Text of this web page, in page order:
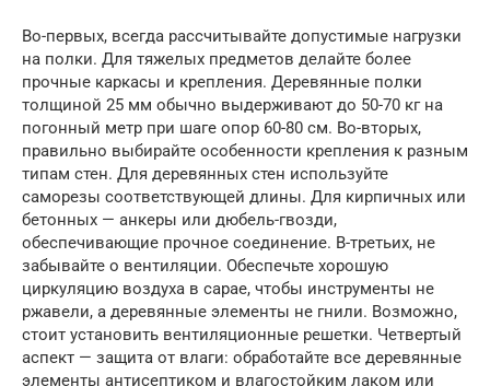
Во-первых, всегда рассчитывайте допустимые нагрузки
на полки. Для тяжелых предметов делайте более
прочные каркасы и крепления. Деревянные полки
толщиной 25 мм обычно выдерживают до 50-70 кг на
погонный метр при шаге опор 60-80 см. Во-вторых,
правильно выбирайте особенности крепления к разным
типам стен. Для деревянных стен используйте
саморезы соответствующей длины. Для кирпичных или
бетонных — анкеры или дюбель-гвозди,
обеспечивающие прочное соединение. В-третьих, не
забывайте о вентиляции. Обеспечьте хорошую
циркуляцию воздуха в сарае, чтобы инструменты не
ржавели, а деревянные элементы не гнили. Возможно,
стоит установить вентиляционные решетки. Четвертый
аспект — защита от влаги: обработайте все деревянные
элементы антисептиком и влагостойким лаком или